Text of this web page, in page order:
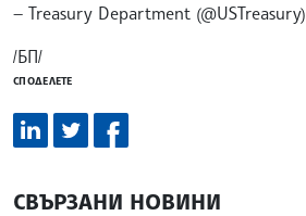
— Treasury Department (@USTreasury)
/БП/
СПОДЕЛЕТЕ
СВЪРЗАНИ НОВИНИ